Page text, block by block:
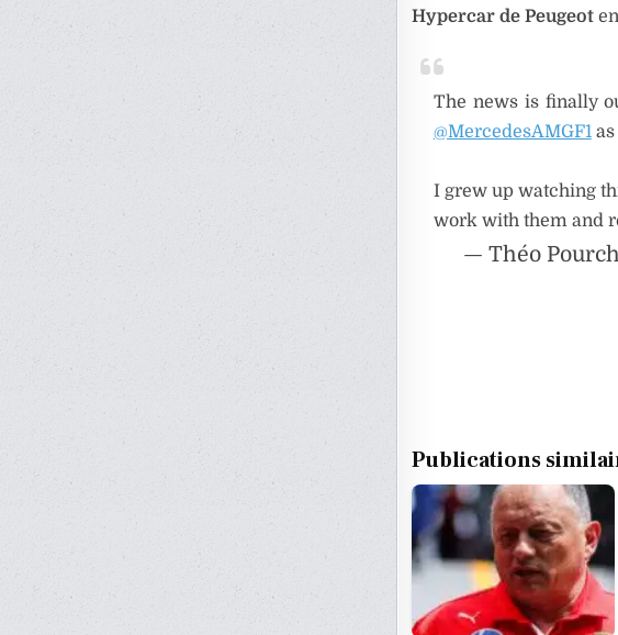
Hypercar de Peugeoten
The news is finally
@MercedesAMGF1as
I grew up watching
work with them and
— Théo
Publications